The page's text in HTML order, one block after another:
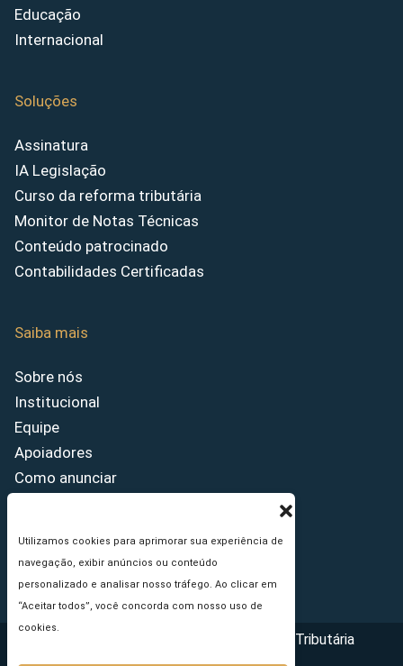
Utilizamos cookies para aprimorar sua experiência de
navegação, exibir anúncios ou conteúdo
personalizado e analisar nosso tráfego. Ao clicar em
“Aceitar todos”, você concorda com nosso uso de
cookies.
Educação
Internacional
Soluções
Assinatura
IA Legislação
Curso da reforma tributária
Monitor de Notas Técnicas
Conteúdo patrocinado
Contabilidades Certificadas
Saiba mais
Sobre nós
Institucional
Equipe
Apoiadores
Como anunciar
Princípios Editoriais
Copyright © 2026 - Portal da Reforma Tributária